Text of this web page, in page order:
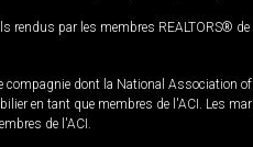
par les membres REALTORS®
dont la National Association
en tant que membres de l'ACI. Les
de l'ACI.